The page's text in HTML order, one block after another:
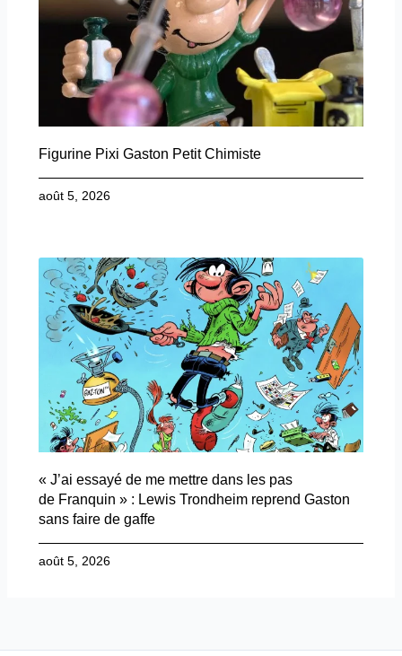
Figurine Pixi Gaston Petit Chimiste
août 5, 2026
« J’ai essayé de me mettre dans les pas
de Franquin » : Lewis Trondheim reprend Gaston
sans faire de gaffe
août 5, 2026